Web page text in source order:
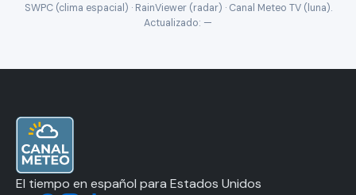
SWPC (clima espacial) · RainViewer (radar) · Canal Meteo TV (luna).
Actualizado: —
El tiempo en español para Estados Unidos